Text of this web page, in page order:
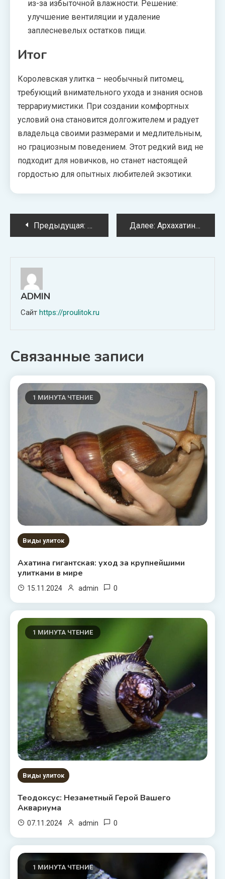
из-за избыточной влажности. Решение:
улучшение вентиляции и удаление
заплесневелых остатков пищи.
Итог
Королевская улитка – необычный питомец,
требующий внимательного ухода и знания основ
террариумистики. При создании комфортных
условий она становится долгожителем и радует
владельца своими размерами и медлительным,
но грациозным поведением. Этот редкий вид не
подходит для новичков, но станет настоящей
гордостью для опытных любителей экзотики.
Навигация
записям
Предыдущая: Улитка Серула: ядовитый морской
Далее: Архахатина Пантера: особенности поведения и содержания
ADMIN
Сайт https://proulitok.ru
Связанные записи
1 МИНУТА ЧТЕНИЕ
Виды улиток
Ахатина гигантская: уход за крупнейшими
улитками в мире
15.11.2024 admin 0
1 МИНУТА ЧТЕНИЕ
Виды улиток
Теодоксус: Незаметный Герой Вашего
Аквариума
07.11.2024 admin 0
1 МИНУТА ЧТЕНИЕ